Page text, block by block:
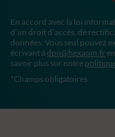
En accord avec la loi
d’un droit d’accès, de
données. Vous seul pouvez
écrivant à dpo@hexaom.fr
savoir plus sur notre
*Champs obligatoires